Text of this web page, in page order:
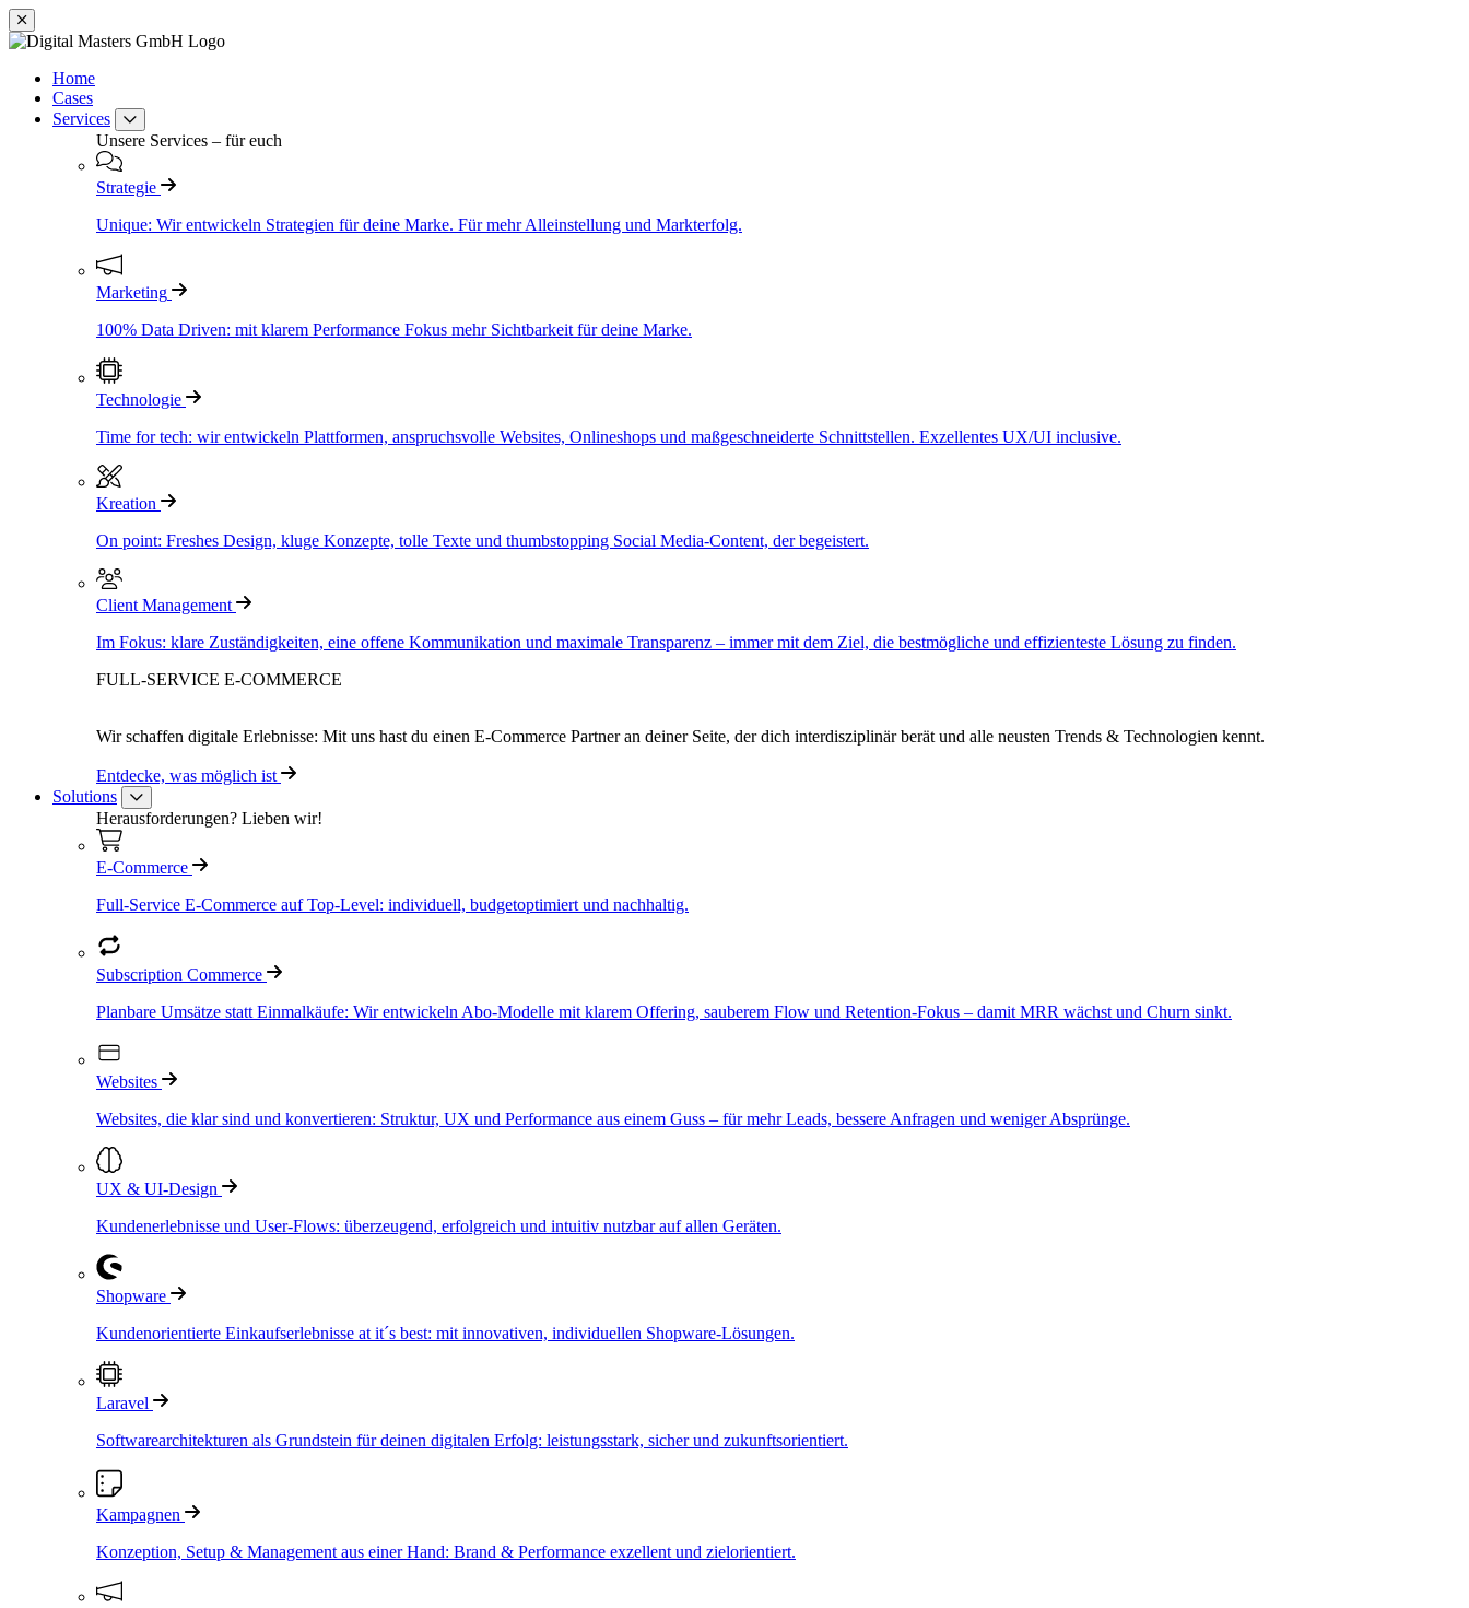
Zum
Inhalt
springen
Home
Cases
Services
Unsere Services – für euch
Strategie
Unique: Wir entwickeln Strategien für deine Marke. Für mehr Alleinstellung und Markterfolg.
Marketing
100% Data Driven: mit klarem Performance Fokus mehr Sichtbarkeit für deine Marke.
Technologie
Time for tech: wir entwickeln Plattformen, anspruchsvolle Websites, Onlineshops und maßgeschneiderte Schnittstellen. Exzellentes UX/UI inclusive.
Kreation
On point: Freshes Design, kluge Konzepte, tolle Texte und thumbstopping Social Media-Content, der begeistert.
Client Management
Im Fokus: klare Zuständigkeiten, eine offene Kommunikation und maximale Transparenz – immer mit dem Ziel, die bestmögliche und effizienteste Lösung zu finden.
FULL-SERVICE E-COMMERCE
Wir schaffen digitale Erlebnisse: Mit uns hast du einen E-Commerce Partner an deiner Seite, der dich interdisziplinär berät und alle neusten Trends & Technologien kennt.
Entdecke, was möglich ist
Solutions
Herausforderungen? Lieben wir!
E-Commerce
Full-Service E-Commerce auf Top-Level: individuell, budgetoptimiert und nachhaltig.
Subscription Commerce
Planbare Umsätze statt Einmalkäufe: Wir entwickeln Abo-Modelle mit klarem Offering, sauberem Flow und Retention-Fokus – damit MRR wächst und Churn sinkt.
Websites
Websites, die klar sind und konvertieren: Struktur, UX und Performance aus einem Guss – für mehr Leads, bessere Anfragen und weniger Absprünge.
UX & UI-Design
Kundenerlebnisse und User-Flows: überzeugend, erfolgreich und intuitiv nutzbar auf allen Geräten.
Shopware
Kundenorientierte Einkaufserlebnisse at it´s best: mit innovativen, individuellen Shopware-Lösungen.
Laravel
Softwarearchitekturen als Grundstein für deinen digitalen Erfolg: leistungsstark, sicher und zukunftsorientiert.
Kampagnen
Konzeption, Setup & Management aus einer Hand: Brand & Performance exzellent und zielorientiert.